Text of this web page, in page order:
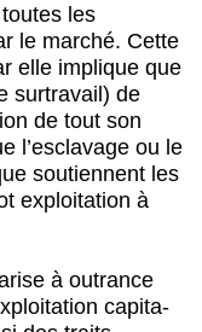
les
le marché. Cette
elle implique que
surtravail) de
de tout son
l’esclavage ou le
soutiennent les
exploitation à
à outrance
capita-